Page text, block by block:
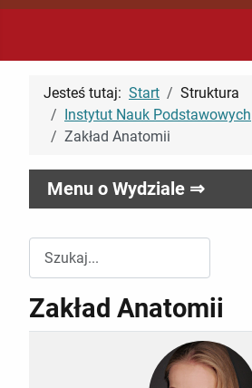
Jesteś tutaj: Start
Struktura
Instytut Nauk Podstawowych
Zakład Anatomii
Menu o Wydziale ⇒
Zakład Anatomii